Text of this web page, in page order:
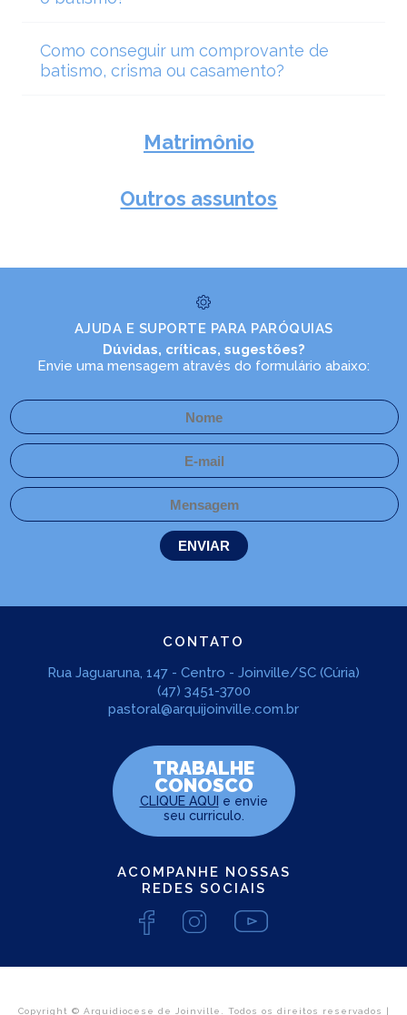
Como conseguir um comprovante de
batismo, crisma ou casamento?
Matrimônio
Outros assuntos
AJUDA E SUPORTE PARA PARÓQUIAS
Dúvidas, críticas, sugestões?
Envie uma mensagem através do formulário abaixo:
CONTATO
Rua Jaguaruna, 147 - Centro - Joinville/SC (Cúria)
(47) 3451-3700
pastoral@arquijoinville.com.br
TRABALHE
CONOSCO
CLIQUE AQUI e envie
seu curriculo.
ACOMPANHE NOSSAS
REDES SOCIAIS
Copyright © Arquidiocese de Joinville. Todos os direitos reservados |